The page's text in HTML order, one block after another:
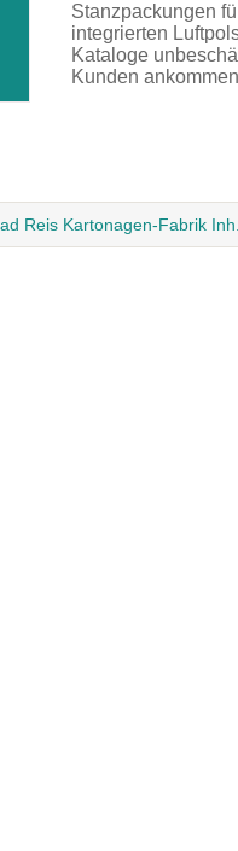
Stanzpackungen
integrierten
Kataloge
Kunden
Reis Kartonagen-Fabrik